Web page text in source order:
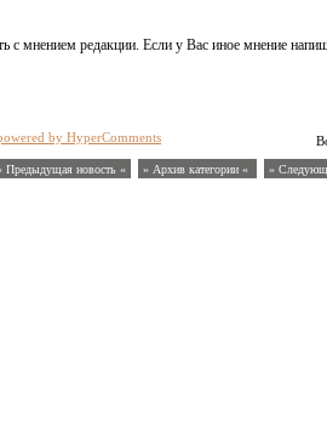
с мнением редакции. Если у Вас иное мнение
by HyperComments
Предыдущая новость « » Архив категории « »